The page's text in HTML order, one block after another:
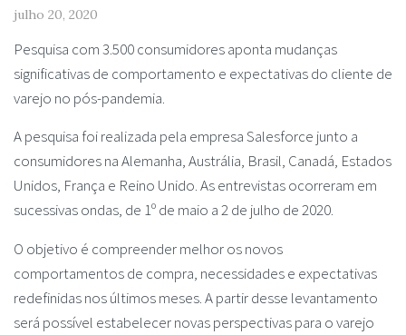
julho 20, 2020
Pesquisa com 3.500 consumidores aponta mudanças
significativas de comportamento e expectativas do cliente de
varejo no pós-pandemia.
A pesquisa foi realizada pela empresa Salesforce junto a
consumidores na Alemanha, Austrália, Brasil, Canadá, Estados
Unidos, França e Reino Unido. As entrevistas ocorreram em
sucessivas ondas, de 1º de maio a 2 de julho de 2020.
O objetivo é compreender melhor os novos
comportamentos de compra, necessidades e expectativas
redefinidas nos últimos meses. A partir desse levantamento
será possível estabelecer novas perspectivas para o varejo